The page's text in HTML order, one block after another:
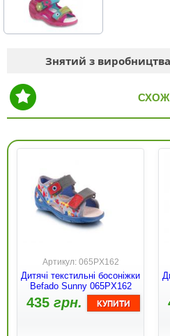
Знятий з виробництва
Артикул: 065PX162
Дитячі текстильні босоніжки
Befado Sunny 065PX162
435грн.